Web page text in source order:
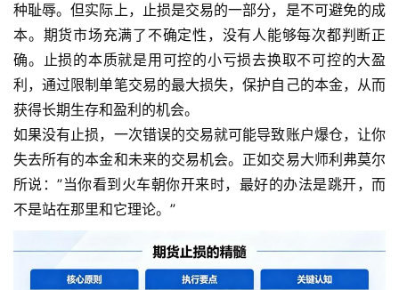
种耻辱。但实际上，止损是交易的一部分，是不可避免的成
本。期货市场充满了不确定性，没有人能够每次都判断正
确。止损的本质就是用可控的小亏损去换取不可控的大盈
利，通过限制单笔交易的最大损失，保护自己的本金，从而
获得长期生存和盈利的机会。
如果没有止损，一次错误的交易就可能导致账户爆仓，让你
失去所有的本金和未来的交易机会。正如交易大师利弗莫尔
所说：”当你看到火车朝你开来时，最好的办法是跳开，而
不是站在那里和它理论。”